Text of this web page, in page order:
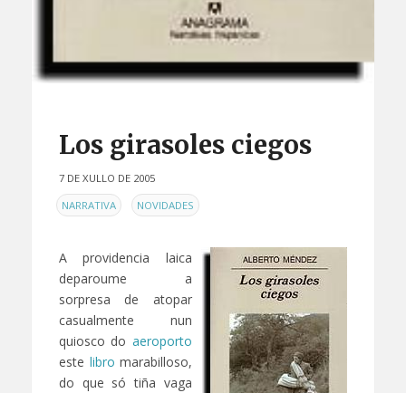
Los girasoles ciegos
7 DE XULLO DE 2005
ENNARRATIVA , NOVIDADES
A providencia laica
deparoume a
sorpresa de atopar
casualmente nun
quiosco doaeroporto
este libro marabilloso,
do que só tiña vaga